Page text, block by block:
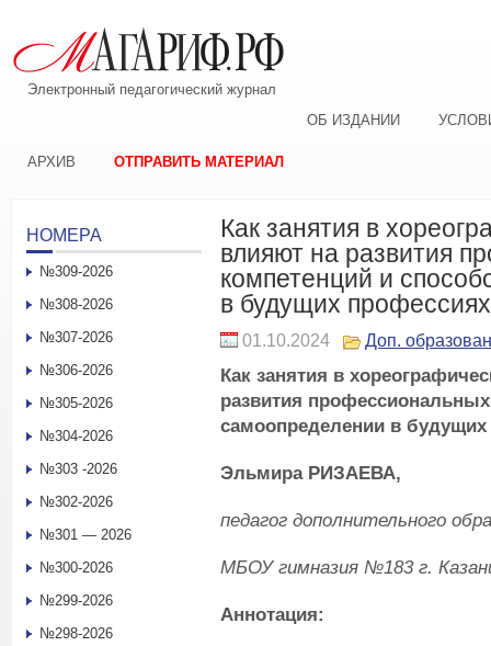
Электронный педагогический журнал
ОБ ИЗДАНИИ
АРХИВ ОТПРАВИТЬ МАТЕРИАЛ
Как занятия в
влияют на развития
компетенций и
в будущих профессиях
01.10.2024 Доп.
Как занятия в
развития
самоопределении в
Эльмира РИЗАЕВА,
педагог дополнительного
МБОУ гимназия №183 г.
Аннотация:
НОМЕРА
№309-2026
№308-2026
№307-2026
№306-2026
№305-2026
№304-2026
№303 -2026
№302-2026
№301 — 2026
№300-2026
№299-2026
№298-2026